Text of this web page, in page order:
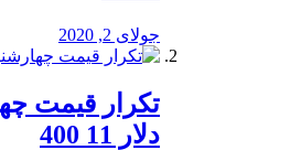
جولای 2, 2020
تکرار قیمت
دلار 11 400